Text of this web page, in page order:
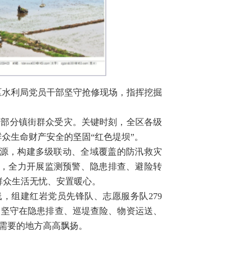
利局党员干部坚守抢修现场，指挥挖掘
分镇街群众受灾。关键时刻，全区各级
生命财产安全的坚固“红色堤坝”。
，构建多级联动、全域覆盖的防汛救灾
全力开展监测预警、隐患排查、避险转
生活无忧、安置暖心。
组建红岩党员先锋队、志愿服务队279
守在隐患排查、巡堤查险、物资运送、
要的地方高高飘扬。